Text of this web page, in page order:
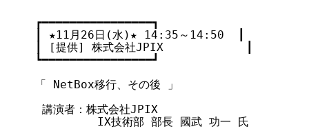
┏━━━━━━━━━━━━━━━━┓
┃ ★11月26日(水)★ 14:35～14:50  ┃
┃ [提供] 株式会社JPIX            ┃
┗━━━━━━━━━━━━━━━━┛
「 NetBox移行、その後 」
講演者：株式会社JPIX
         IX技術部 部長 國武 功一 氏